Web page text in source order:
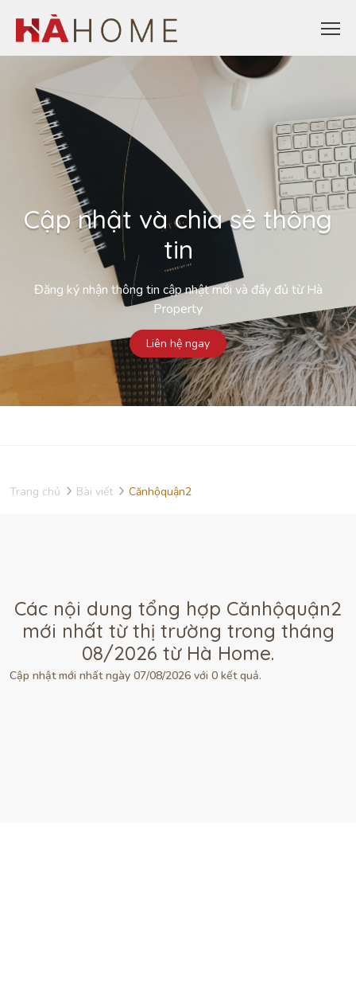
Cập nhật và chia sẻ thông
tin
Đăng ký nhận thông tin cập nhật mới và đầy đủ từ Hà
Property
Liên hệ ngay
Trang chủ Bài viết Cănhộquận2
Các nội dung tổng hợp Cănhộquận2
mới nhất từ thị trường trong tháng
08/2026 từ Hà Home.
Cập nhật mới nhất ngày 07/08/2026 với 0 kết quả.